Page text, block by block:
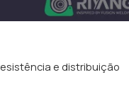
e distribuição